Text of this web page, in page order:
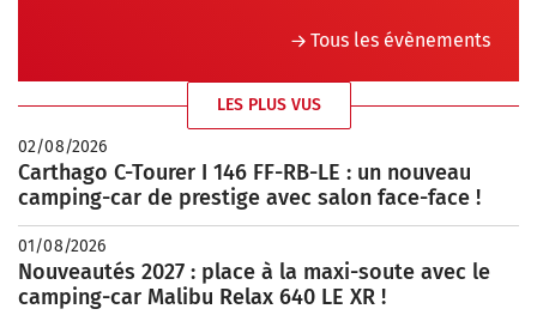
Tous les évènements
LES PLUS VUS
02/08/2026
Carthago C-Tourer I 146 FF-RB-LE : un nouveau
camping-car de prestige avec salon face-face !
01/08/2026
Nouveautés 2027 : place à la maxi-soute avec le
camping-car Malibu Relax 640 LE XR !